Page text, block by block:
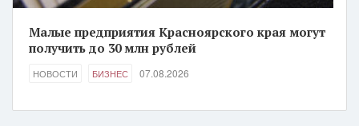
Малые предприятия Красноярского края могут
получить до 30 млн рублей
НОВОСТИ БИЗНЕС 07.08.2026